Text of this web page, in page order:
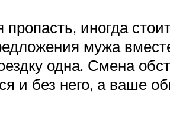
иногда
мужа
одна. Смена
и без него, а ваше